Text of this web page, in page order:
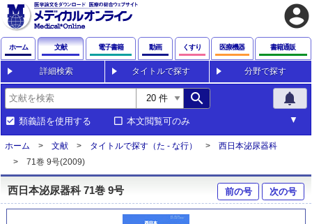
account_circle
ホーム 文献 電子書籍 動画 くすり 医療機器 書籍通販
詳細検索 タイトルで探す 分野で探す
search notifications
類義語を使用する 本文閲覧可のみ
ホーム 文献 タイトルで探す（た - な行）
西日本泌尿器科
71巻 9号(2009)
西日本泌尿器科 71巻 9号 前の号 次の号